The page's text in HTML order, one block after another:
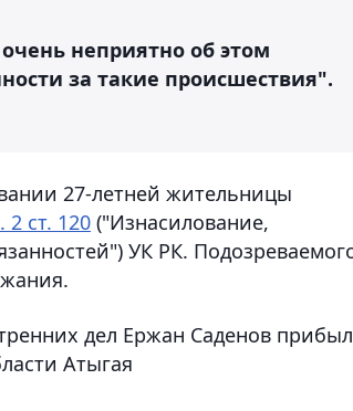
неприятно об этом
за такие происшествия".
27-летней жительницы
2 ст. 120 ("Изнасилование,
УК РК.
дел Ержан Саденов
Атыгая